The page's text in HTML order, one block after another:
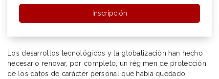
Inscripción
Los desarrollos tecnológicos y la globalización han hecho
necesario renovar, por completo, un régimen de protección
de los datos de carácter personal que había quedado